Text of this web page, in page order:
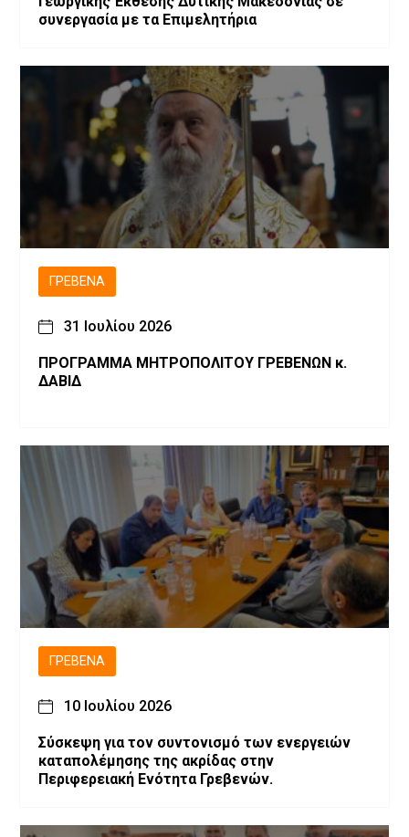
συνεργασία με τα Επιμελητήρια
ΓΡΕΒΕΝΆ
31 Ιουλίου 2026
ΠΡΟΓΡΑΜΜΑ ΜΗΤΡΟΠΟΛΙΤΟΥ ΓΡΕΒΕΝΩΝ κ.
ΔΑΒΙΔ
ΓΡΕΒΕΝΆ
10 Ιουλίου 2026
Σύσκεψη για τον συντονισμό των ενεργειών
καταπολέμησης της ακρίδας στην
Περιφερειακή Ενότητα Γρεβενών.